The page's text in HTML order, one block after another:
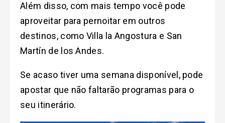
Além disso, com mais tempo você pode
aproveitar para pernoitar em outros
destinos, como Villa la Angostura e San
Martín de los Andes.
Se acaso tiver uma semana disponível, pode
apostar que não faltarão programas para o
seu itinerário.